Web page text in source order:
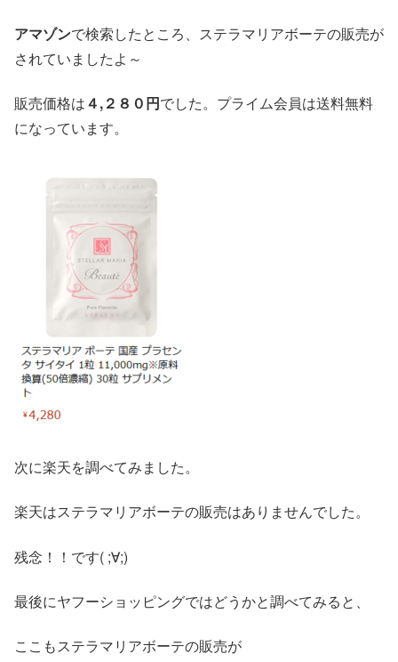
アマゾンで検索したところ、ステラマリアボーテの販売が
されていましたよ～
販売価格は４,２８０円でした。プライム会員は送料無料
になっています。
次に楽天を調べてみました。
楽天はステラマリアボーテの販売はありませんでした。
残念！！です( ;∀;)
最後にヤフーショッピングではどうかと調べてみると、
ここもステラマリアボーテの販売が